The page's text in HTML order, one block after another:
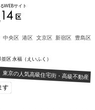
WEBサイト
中央区 港区 文京区 新宿区
豊島区
並区 永福（えいふく）
東京の人気高級住宅街・高級不動産
す